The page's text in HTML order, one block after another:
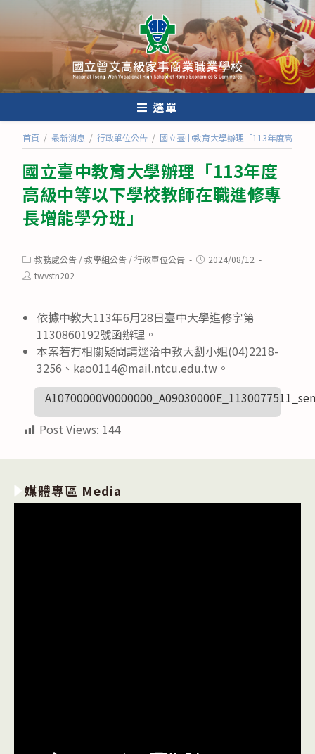
內
選單
首頁 / 最新消息 / 行政單位公告 / 國立臺中教育大學辦理「113年度高級中
國立臺中教育大學辦理「113年度
高級中等以下學校教師在職進修專
長增能學分班」
Post
category:
教務處公告 /教學組公告 /行政單位公告
Post2024/08/12
Posttwvstn202
依據中教大113年6月28日臺中大學進修字第
1130860192號函辦理。
本案若有相關疑問請逕洽中教大劉小姐(04)2218-
3256、kao0114@mail.ntcu.edu.tw。
Post Views: 144
媒體專區 Media